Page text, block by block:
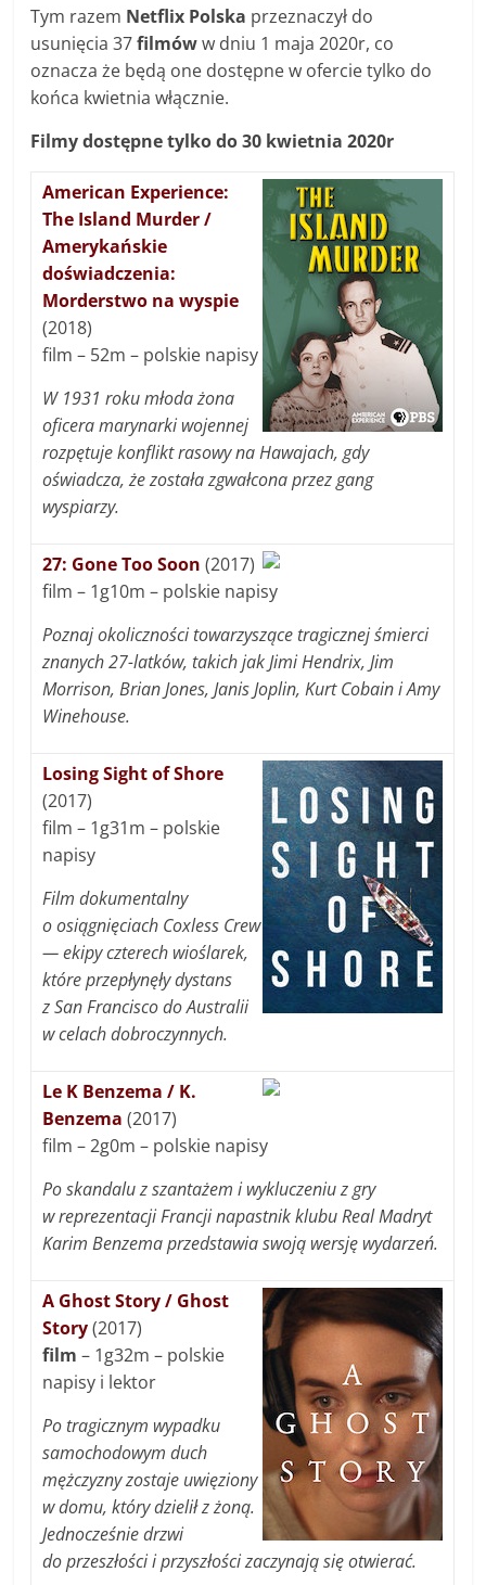
Tym razem Netflix Polska przeznaczył do
usunięcia 37filmóww dniu 1 maja 2020r, co
oznacza że będą one dostępne w ofercie tylko do
końca kwietnia włącznie.
Filmy dostępne tylko do 30 kwietnia 2020r
American Experience:
The Island Murder /
Amerykańskie
doświadczenia:
Morderstwo na wyspie
(2018)
film – 52m – polskie napisy
W 1931 roku młoda żona
oficera marynarki wojennej
rozpętuje konflikt rasowy na Hawajach, gdy
oświadcza, że została zgwałcona przez gang
wyspiarzy.
27: Gone Too Soon (2017)
film – 1g10m – polskie napisy
Poznaj okoliczności towarzyszące tragicznej śmierci
znanych 27-latków, takich jak Jimi Hendrix, Jim
Morrison, Brian Jones, Janis Joplin, Kurt Cobain i Amy
Winehouse.
Losing Sight of Shore
(2017)
film – 1g31m – polskie
napisy
Film dokumentalny
o osiągnięciach Coxless Crew
— ekipy czterech wioślarek,
które przepłynęły dystans
z San Francisco do Australii
w celach dobroczynnych.
Le K Benzema / K.
Benzema (2017)
film – 2g0m – polskie napisy
Po skandalu z szantażem i wykluczeniu z gry
w reprezentacji Francji napastnik klubu Real Madryt
Karim Benzema przedstawia swoją wersję wydarzeń.
A Ghost Story / Ghost
Story(2017)
film – 1g32m – polskie
napisy i lektor
Po tragicznym wypadku
samochodowym duch
mężczyzny zostaje uwięziony
w domu, który dzielił z żoną.
Jednocześnie drzwi
do przeszłości i przyszłości zaczynają się otwierać.